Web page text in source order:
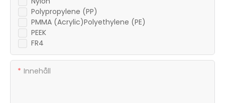
Polypropylene (PP)
PMMA (Acrylic)Polyethylene (PE)
PEEK
FR4
Innehåll